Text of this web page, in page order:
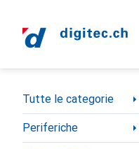
Categoria Navigazione
Tutte le categorie
Periferiche